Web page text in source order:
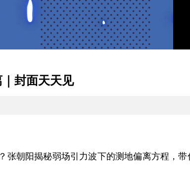
封面天天见
张朝阳揭秘弱场引力波下的测地偏离方程，带